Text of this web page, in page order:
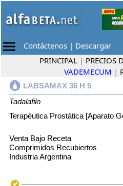
Contáctenos | Descargar
PRINCIPAL | PRECIOS
VADEMECUM |
LABSAMAX 36 H 5
Tadalafilo
Terapéutica Prostática [Aparato
Venta Bajo Receta
Comprimidos Recubiertos
Industria Argentina